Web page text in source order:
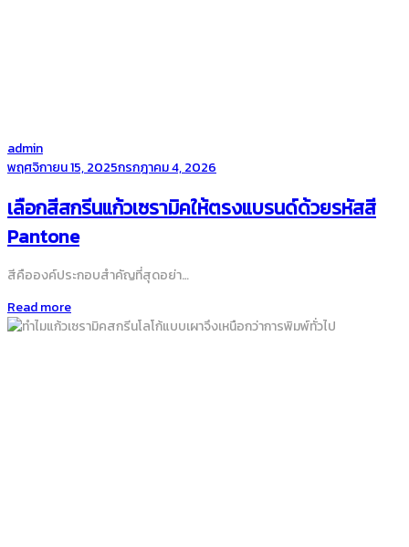
by
admin
Posted
พฤศจิกายน 15, 2025กรกฎาคม 4, 2026
เลือกสีสกรีนแก้วเซรามิคให้ตรงแบรนด์ด้วยรหัสสี
Pantone
สีคือองค์ประกอบสำคัญที่สุดอย่า…
Read more